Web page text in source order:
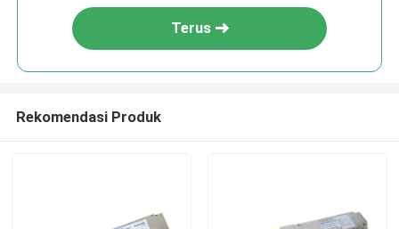
Terus
Rekomendasi Produk